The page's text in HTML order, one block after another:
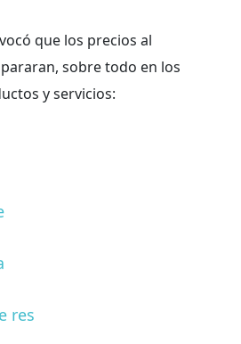
que los precios al
sobre todo en los
y servicios:
res